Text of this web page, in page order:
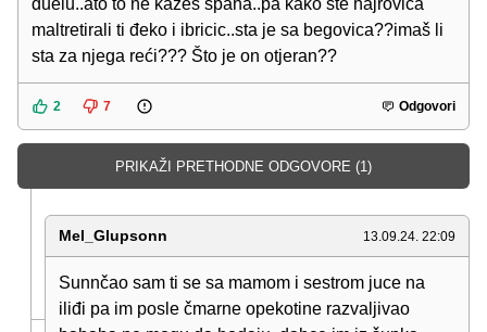
duelu..ato to ne kažeš spaha..pa kako ste hajrovica
maltretirali ti đeko i ibricic..sta je sa begovica??imaš li
sta za njega reći??? Što je on otjeran??
2 7 Odgovori
PRIKAŽI PRETHODNE ODGOVORE (1)
Mel_Glupsonn 13.09.24. 22:09
Sunnčao sam ti se sa mamom i sestrom juce na
iliđi pa im posle čmarne opekotine razvaljivao